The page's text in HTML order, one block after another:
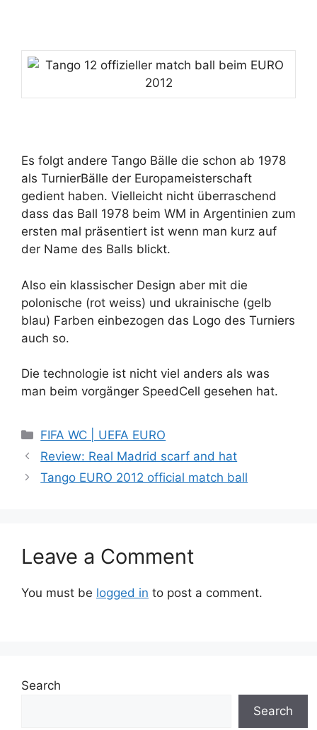
Es folgt andere Tango Bälle die schon ab 1978
als TurnierBälle der Europameisterschaft
gedient haben. Vielleicht nicht überraschend
dass das Ball 1978 beim WM in Argentinien zum
ersten mal präsentiert ist wenn man kurz auf
der Name des Balls blickt.
Also ein klassischer Design aber mit die
polonische (rot weiss) und ukrainische (gelb
blau) Farben einbezogen das Logo des Turniers
auch so.
Die technologie ist nicht viel anders als was
man beim vorgänger SpeedCell gesehen hat.
Categories
FIFA WC | UEFA EURO
Review: Real Madrid scarf and hat
Tango EURO 2012 official match ball
Leave a Comment
You must be logged in to post a comment.
Search
Search